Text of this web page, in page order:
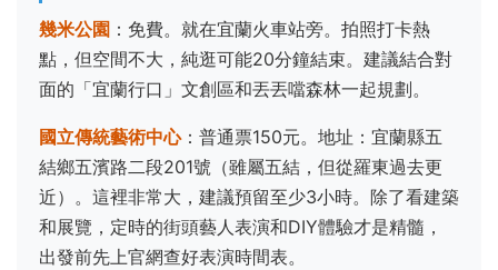
幾米公園 ：免費。就在宜蘭火車站旁。拍照打卡熱
點，但空間不大，純逛可能20分鐘結束。建議結合對
面的「宜蘭行口」文創區和丟丟噹森林一起規劃。
國立傳統藝術中心：普通票150元。地址：宜蘭縣五
結鄉五濱路二段201號（雖屬五結，但從羅東過去更
近）。這裡非常大，建議預留至少3小時。除了看建築
和展覽，定時的街頭藝人表演和DIY體驗才是精髓，
出發前先上官網查好表演時間表。